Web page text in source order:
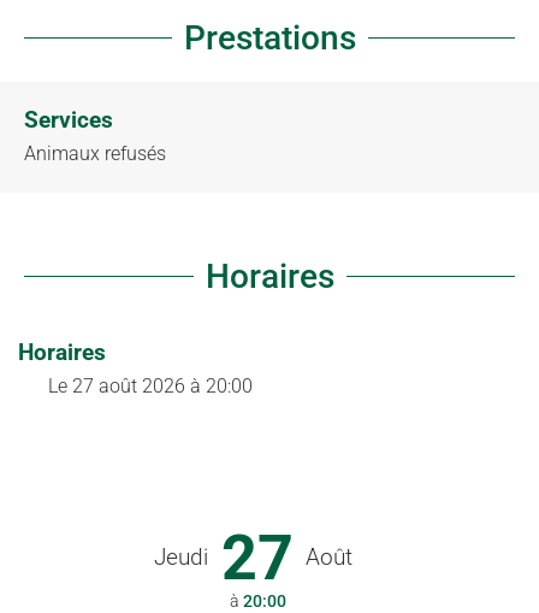
Prestations
Services
Animaux refusés
Horaires
Horaires
Le 27 août 2026 à 20:00
Jeudi 27 Août
à 20:00